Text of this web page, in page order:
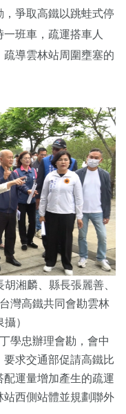
，爭取高鐵以跳蛙式停
班車，疏運搭車人
導雲林站周圍壅塞的
湘麟、縣長張麗善、
灣高鐵共同會勘雲林
）
學忠辦理會勘，會中
求交通部促請高鐵比
運量增加產生的疏運
西側站體並規劃聯外